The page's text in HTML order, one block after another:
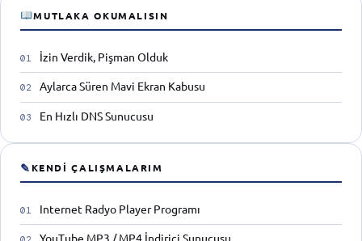
MUTLAKA OKUMALISIN
İzin Verdik, Pişman Olduk
Aylarca Süren Mavi Ekran Kabusu
En Hızlı DNS Sunucusu
✎ KENDI ÇALIŞMALARIM
Internet Radyo Player Programı
YouTube MP3 / MP4 İndirici Sunucusu